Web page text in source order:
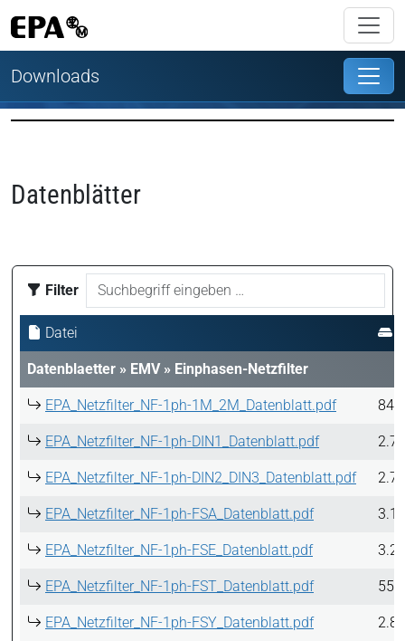
Downloads
Datenblätter
Filter
Datei
Datenblaetter » EMV » Einphasen-Netzfilter
EPA_Netzfilter_NF-1ph-1M_2M_Datenblatt.pdf
EPA_Netzfilter_NF-1ph-DIN1_Datenblatt.pdf
EPA_Netzfilter_NF-1ph-DIN2_DIN3_Datenblatt.pdf
EPA_Netzfilter_NF-1ph-FSA_Datenblatt.pdf
EPA_Netzfilter_NF-1ph-FSE_Datenblatt.pdf
EPA_Netzfilter_NF-1ph-FST_Datenblatt.pdf
EPA_Netzfilter_NF-1ph-FSY_Datenblatt.pdf